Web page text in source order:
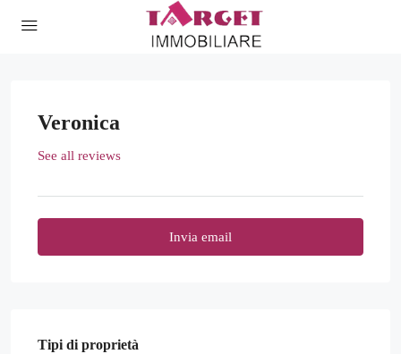
Veronica
See all reviews
Invia email
Tipi di proprietà